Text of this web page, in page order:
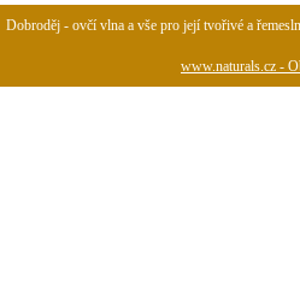
Dobroděj - ovčí vlna a vše pro její tvořivé a
www.naturals.cz -